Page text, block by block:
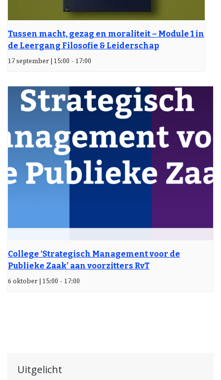
Tussen macht, gezag en moraliteit – Module 1 in
de Leergang Filosofie & Leiderschap
17 september | 15:00 - 17:00
College ‘Strategisch Management voor de
Publieke Zaak’ aan voorzitters RvT
6 oktober | 15:00 - 17:00
Uitgelicht